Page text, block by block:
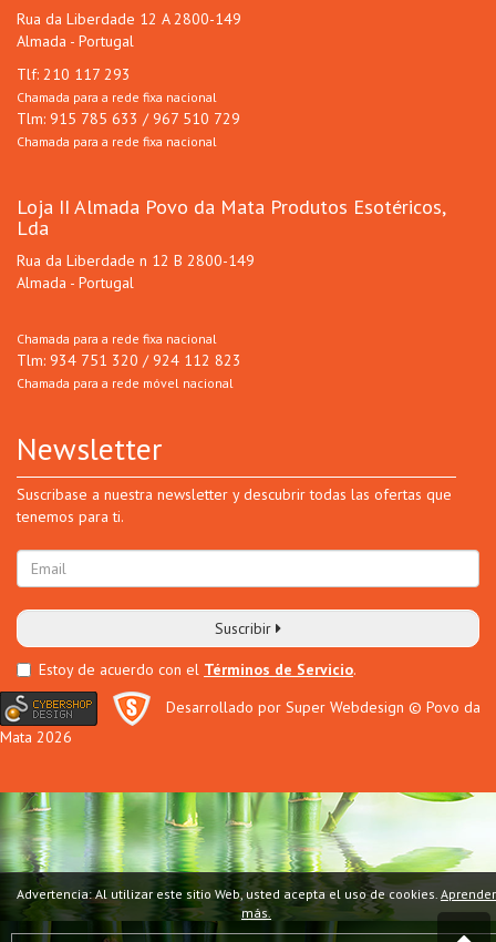
Advertencia: Al utilizar este sitio Web, usted acepta el uso de cookies. Aprender
más.
Rua da Liberdade 12 A 2800-149
Almada - Portugal
Tlf: 210 117 293
Chamada para a rede fixa nacional
Tlm: 915 785 633 / 967 510 729
Chamada para a rede fixa nacional
Loja II Almada Povo da Mata Produtos Esotéricos,
Lda
Rua da Liberdade n 12 B 2800-149
Almada - Portugal
Chamada para a rede fixa nacional
Tlm: 934 751 320 / 924 112 823
Chamada para a rede móvel nacional
Newsletter
Suscribase a nuestra newsletter y descubrir todas las ofertas que
tenemos para ti.
Suscribir
Estoy de acuerdo con el Términos de Servicio.
Desarrollado por Super Webdesign © Povo da
Mata 2026